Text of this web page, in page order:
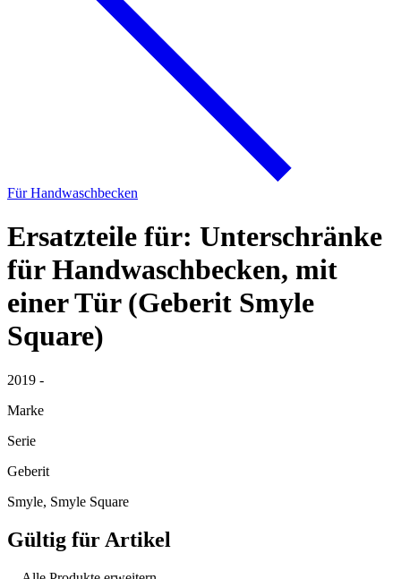
Für Handwaschbecken
Ersatzteile für: Unterschränke
für Handwaschbecken, mit
einer Tür (Geberit Smyle
Square)
2019 -
Marke
Serie
Geberit
Smyle, Smyle Square
Gültig für Artikel